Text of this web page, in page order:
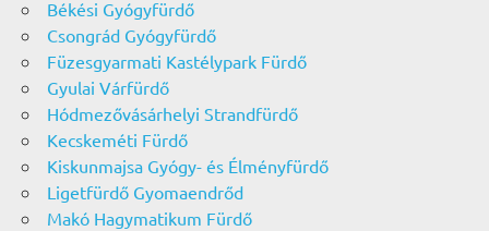
Békési Gyógyfürdő
Csongrád Gyógyfürdő
Füzesgyarmati Kastélypark Fürdő
Gyulai Várfürdő
Hódmezővásárhelyi Strandfürdő
Kecskeméti Fürdő
Kiskunmajsa Gyógy- és Élményfürdő
Ligetfürdő Gyomaendrőd
Makó Hagymatikum Fürdő